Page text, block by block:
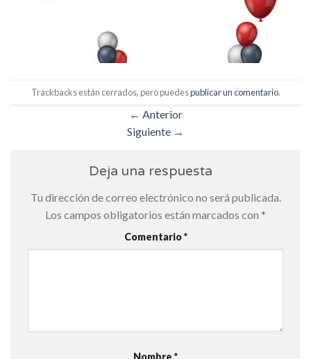
Trackbacks están cerrados, pero puedespublicar un comentario.
← Anterior
Siguiente →
Deja una respuesta
Tu dirección de correo electrónico no será publicada.
Los campos obligatorios están marcados con *
Comentario*
Nombre *